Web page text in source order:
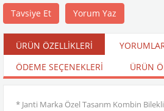
Tavsiye Et Yorum Yaz
ÜRÜN ÖZELLIKLERI
ÖDEME SEÇENEKLERI
ÜRÜN
* Janti Marka Özel Tasarım Kombin